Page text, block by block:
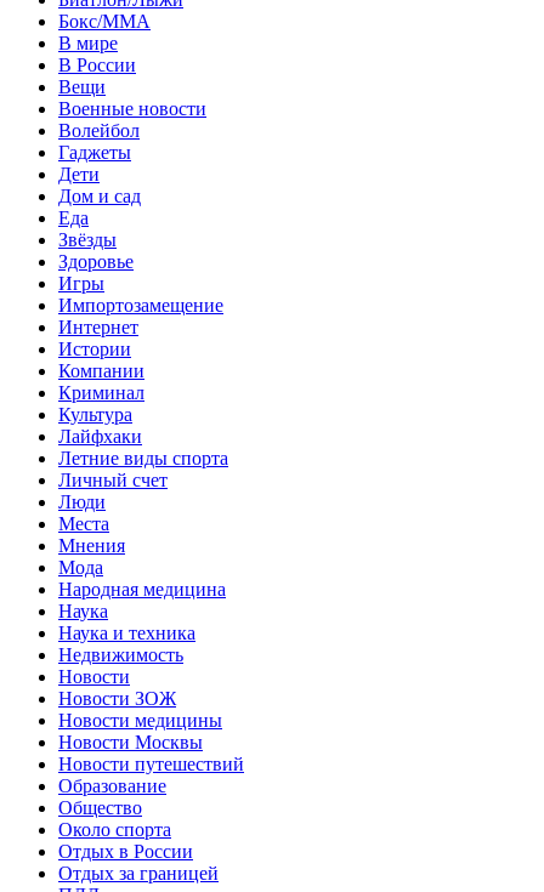
Бокс/MMA
В мире
В России
Вещи
Военные новости
Волейбол
Гаджеты
Дети
Дом и сад
Еда
Звёзды
Здоровье
Игры
Импортозамещение
Интернет
Истории
Компании
Криминал
Культура
Лайфхаки
Летние виды спорта
Личный счет
Люди
Места
Мнения
Мода
Народная медицина
Наука
Наука и техника
Недвижимость
Новости
Новости ЗОЖ
Новости медицины
Новости Москвы
Новости путешествий
Образование
Общество
Около спорта
Отдых в России
Отдых за границей